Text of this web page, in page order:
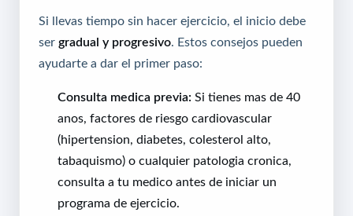
Si llevas tiempo sin hacer ejercicio, el inicio debe
ser gradual y progresivo . Estos consejos pueden
ayudarte a dar el primer paso:
Consulta medica previa: Si tienes mas de 40
anos, factores de riesgo cardiovascular
(hipertension, diabetes, colesterol alto,
tabaquismo) o cualquier patologia cronica,
consulta a tu medico antes de iniciar un
programa de ejercicio.